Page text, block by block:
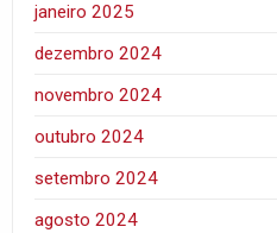
janeiro 2025
dezembro 2024
novembro 2024
outubro 2024
setembro 2024
agosto 2024